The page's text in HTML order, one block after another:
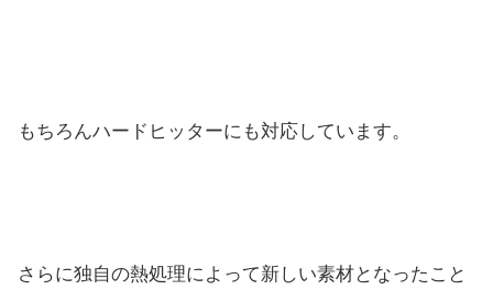
もちろんハードヒッターにも対応しています。
さらに独自の熱処理によって新しい素材となったこと